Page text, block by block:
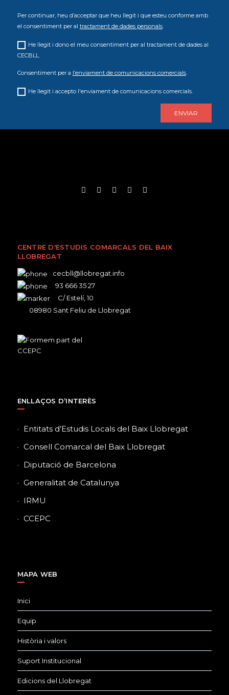
Per continuar, heu d’acceptar que heu llegit i que esteu conforme amb
el consentiment per al tractament de dades personals.
He llegit i dono el meu consentiment per al tractament de dades al
CECBLL.
Consentiment per a l’enviament de comunicacions comercials.
He llegit i accepto l'enviament de comunicacions comercials.
CENTRE D'ESTUDIS COMARCALS DEL BAIX
LLOBREGAT
cecbll@llobregat.info
93 666 35 27
C/ Estelí, 10
08980 Sant Feliu de Llobregat
ENLLAÇOS D’INTERÈS
Entitats d’Estudis Locals del Baix Llobregat
Consell Comarcal del Baix Llobregat
Diputació de Barcelona
Generalitat de Catalunya
IRMU
CCEPC
MAPA WEB
Inici
Equip
Història i valors
Suport Institucional
Edicions del Llobregat